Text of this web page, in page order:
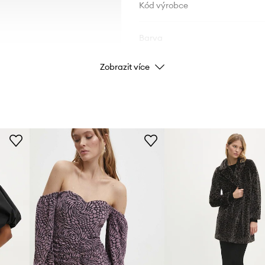
Kód výrobce
Značka
ID produktu
Zobrazit více